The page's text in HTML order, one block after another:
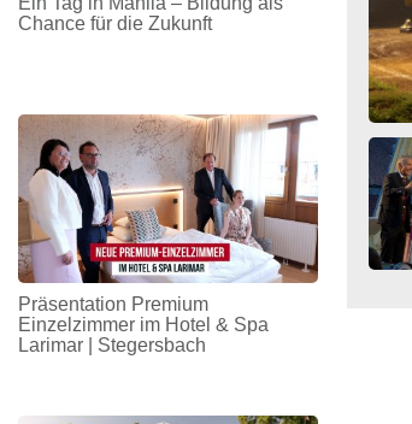
Chance für die Zukunft
Präsentation Premium
Einzelzimmer im Hotel & Spa
Larimar | Stegersbach